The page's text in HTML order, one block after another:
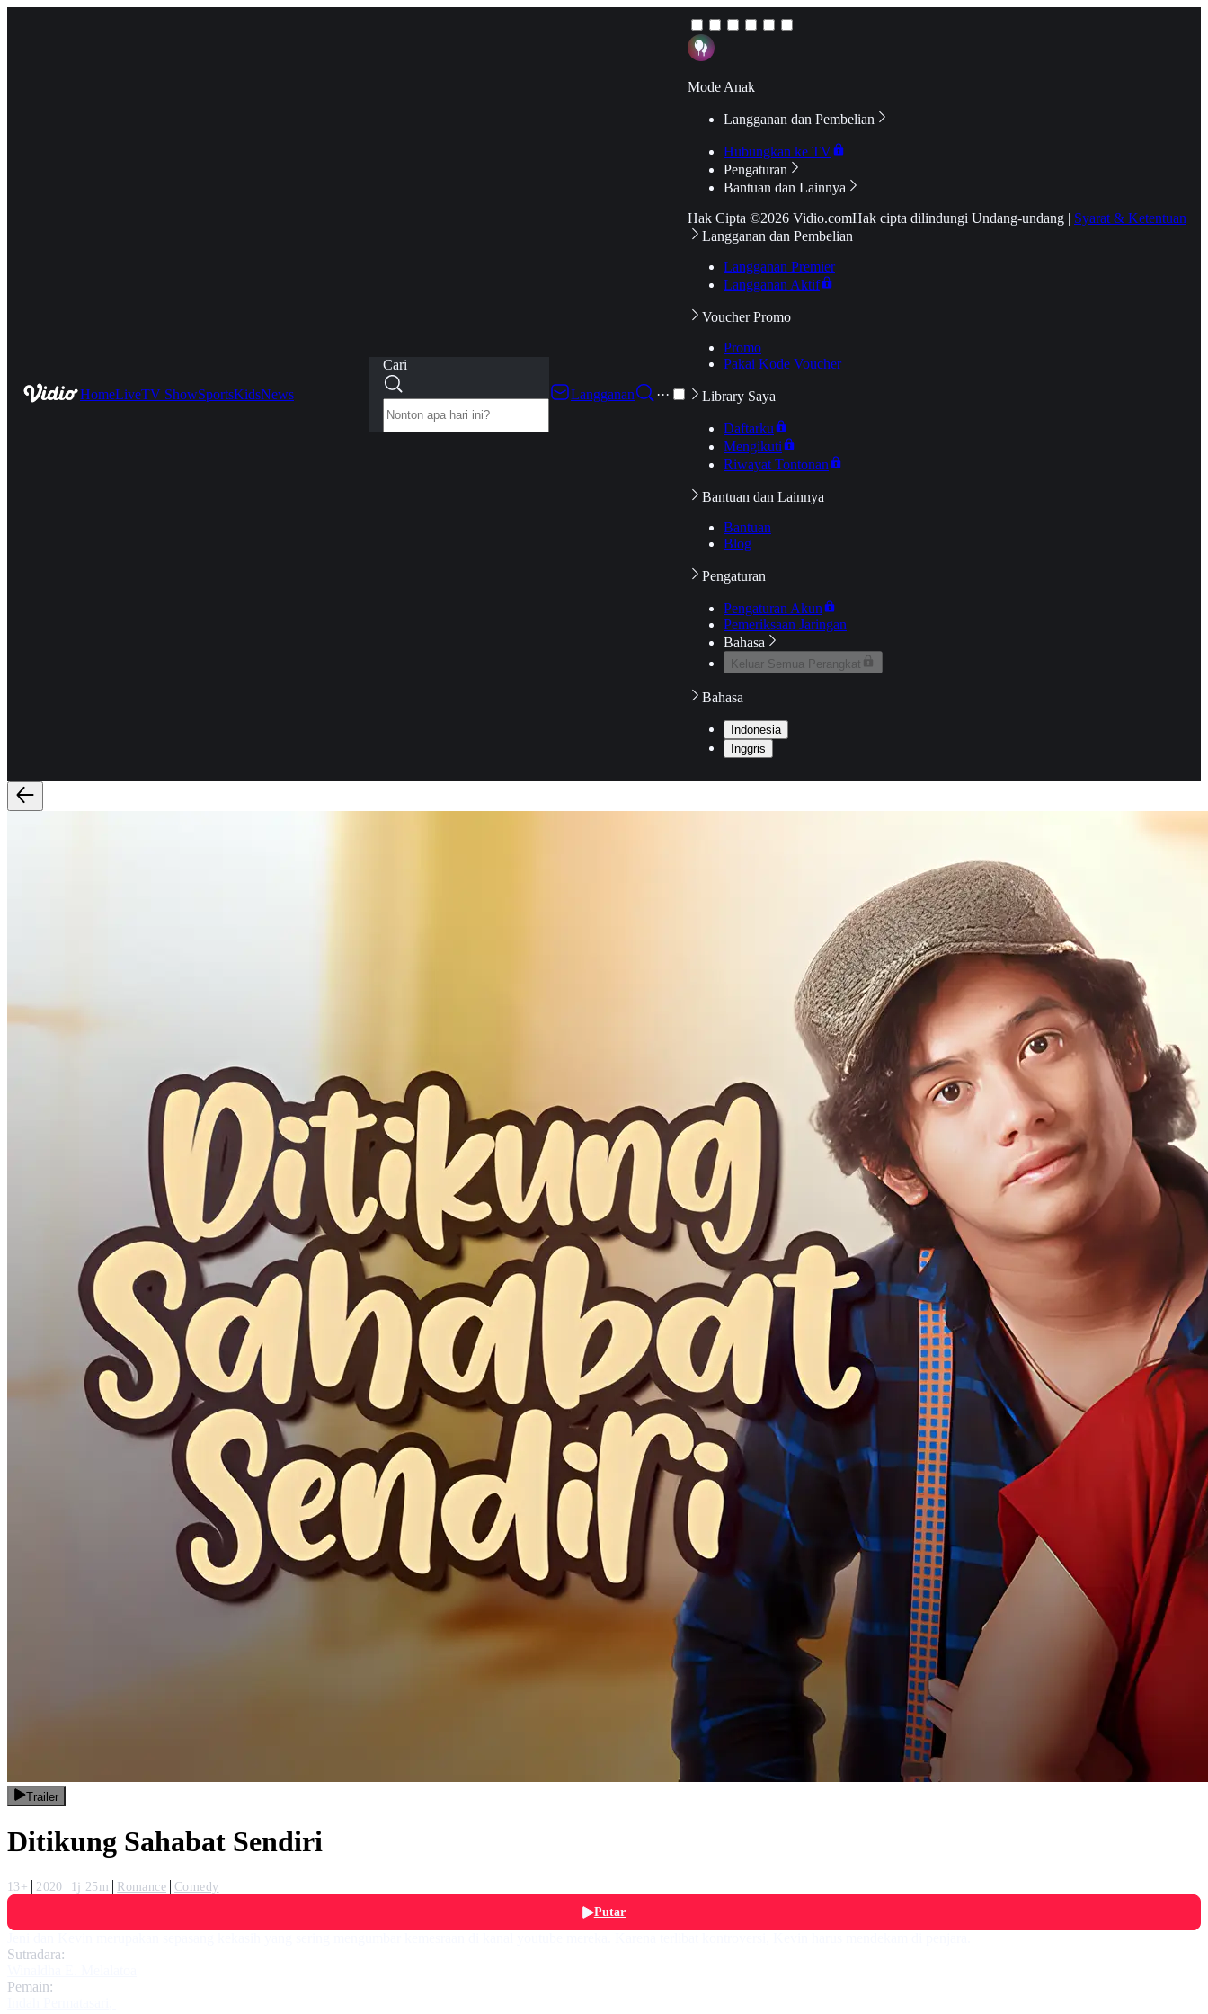
HomeLiveTV ShowSportsKidsNews
Cari
Langganan
···
Mode Anak
Langganan dan Pembelian
Hubungkan ke TV
Pengaturan
Bantuan dan Lainnya
Hak Cipta ©2026 Vidio.comHak cipta dilindungi Undang-undang | Syarat & Ketentuan
Langganan dan Pembelian
Langganan Premier
Langganan Aktif
Voucher Promo
Promo
Pakai Kode Voucher
Library Saya
Daftarku
Mengikuti
Riwayat Tontonan
Bantuan dan Lainnya
Bantuan
Blog
Pengaturan
Pengaturan Akun
Pemeriksaan Jaringan
Bahasa
Keluar Semua Perangkat
Bahasa
Indonesia
Inggris
Trailer
Ditikung Sahabat Sendiri
13+ 2020 1j 25m Romance
Comedy
Putar
Sutradara:
Pemain: